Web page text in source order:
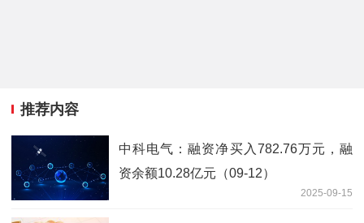
推荐内容
中科电气：融资净买入782.76万元，融
资余额10.28亿元（09-12）
2025-09-15